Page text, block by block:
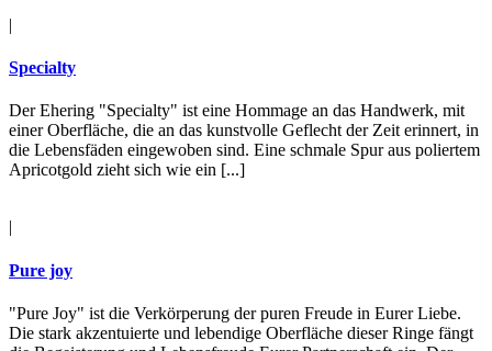
|
Specialty
Der Ehering "Specialty" ist eine Hommage an das Handwerk, mit
einer Oberfläche, die an das kunstvolle Geflecht der Zeit erinnert, in
die Lebensfäden eingewoben sind. Eine schmale Spur aus poliertem
Apricotgold zieht sich wie ein [...]
|
Pure joy
"Pure Joy" ist die Verkörperung der puren Freude in Eurer Liebe.
Die stark akzentuierte und lebendige Oberfläche dieser Ringe fängt